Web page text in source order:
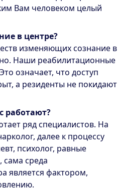
Вам человеком целый
в центре?
изменяющих сознание в
Наши реабилитационные
означает, что доступ
а резиденты не покидают
работают?
ряд специалистов. На
далее к процессу
психолог, равные
сама среда
является фактором,